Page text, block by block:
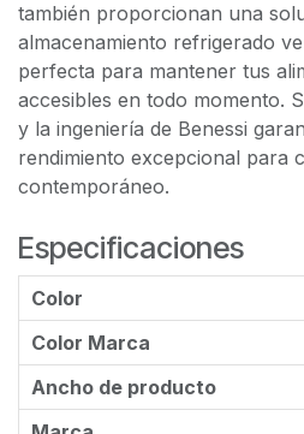
también proporcionan una
almacenamiento refrigerado
perfecta para mantener tus
accesibles en todo momento.
y la ingeniería de Benessi
rendimiento excepcional para
contemporáneo.
Especificaciones
Color
Color Marca
Ancho de producto